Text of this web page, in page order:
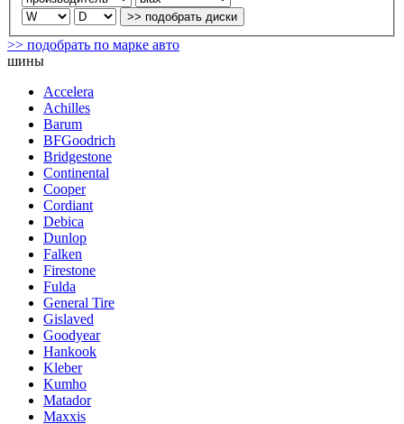
>> подобрать по марке авто
шины
Accelera
Achilles
Barum
BFGoodrich
Bridgestone
Continental
Cooper
Cordiant
Debica
Dunlop
Falken
Firestone
Fulda
General Tire
Gislaved
Goodyear
Hankook
Kleber
Kumho
Matador
Maxxis